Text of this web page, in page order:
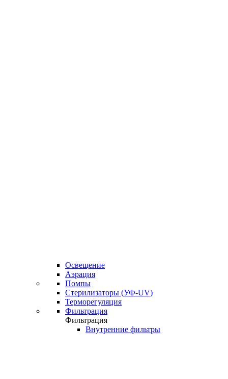
Освещение
Аэрация
Помпы
Стерилизаторы (УФ-UV)
Терморегуляция
Фильтрация
Фильтрация
Внутренние фильтры